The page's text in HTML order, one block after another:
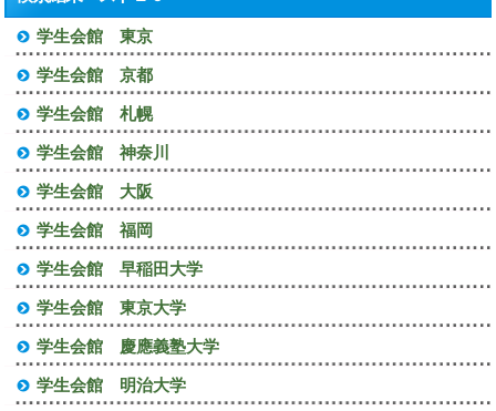
学生会館 東京
学生会館 京都
学生会館 札幌
学生会館 神奈川
学生会館 大阪
学生会館 福岡
学生会館 早稲田大学
学生会館 東京大学
学生会館 慶應義塾大学
学生会館 明治大学